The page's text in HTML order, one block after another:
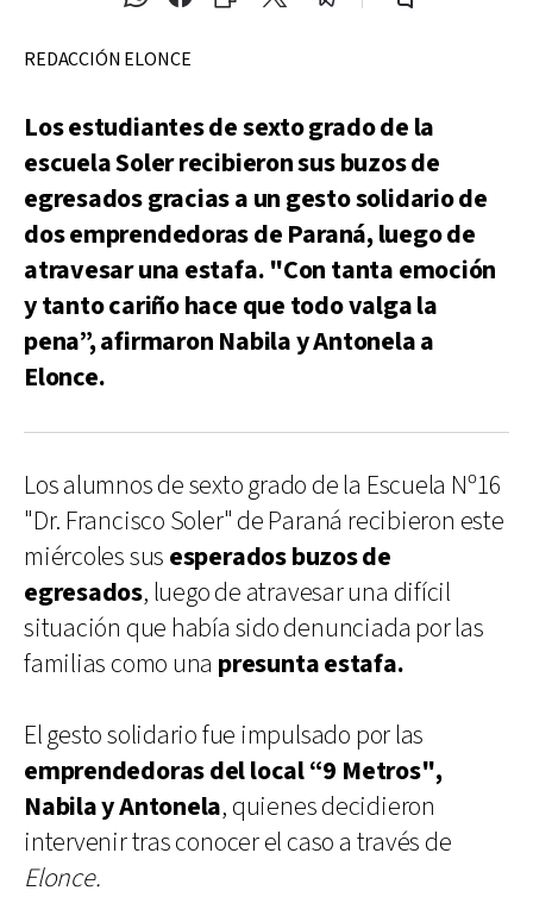
REDACCIÓN ELONCE
Los estudiantes de sexto grado de la
escuela Soler recibieron sus buzos de
egresados gracias a un gesto solidario de
dos emprendedoras de Paraná, luego de
atravesar una estafa. "Con tanta emoción
y tanto cariño hace que todo valga la
pena”, afirmaron Nabila y Antonela a
Elonce.
Los alumnos de sexto grado de la Escuela Nº16
"Dr. Francisco Soler" de Paraná recibieron este
miércoles sus esperados buzos de
egresados, luego de atravesar una difícil
situación que había sido denunciada por las
familias como una presunta estafa.
El gesto solidario fue impulsado por las
emprendedoras del local “9 Metros",
Nabila y Antonela, quienes decidieron
intervenir tras conocer el caso a través de
Elonce.